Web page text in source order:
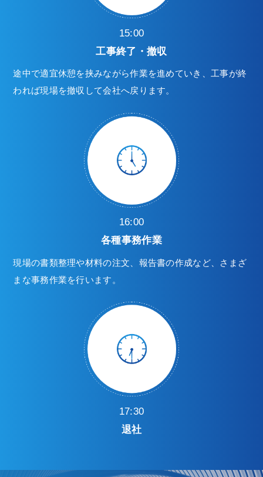
15:00
工事終了・撤収
途中で適宜休憩を挟みながら作業を進めていき、工事が終
われば現場を撤収して会社へ戻ります。
16:00
各種事務作業
現場の書類整理や材料の注文、報告書の作成など、さまざ
まな事務作業を行います。
17:30
退社